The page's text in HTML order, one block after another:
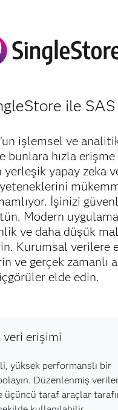
ile SAS
işlemsel ve
bunlara hızla erişme
yerleşik yapay zeka
İşinizi
Modern
ve daha düşük
Kurumsal verilere
ve gerçek zamanlı
içgörüler elde edin.
veri erişimi
yüksek performanslı bir
Düzenlenmiş
üçüncü taraf araçlar